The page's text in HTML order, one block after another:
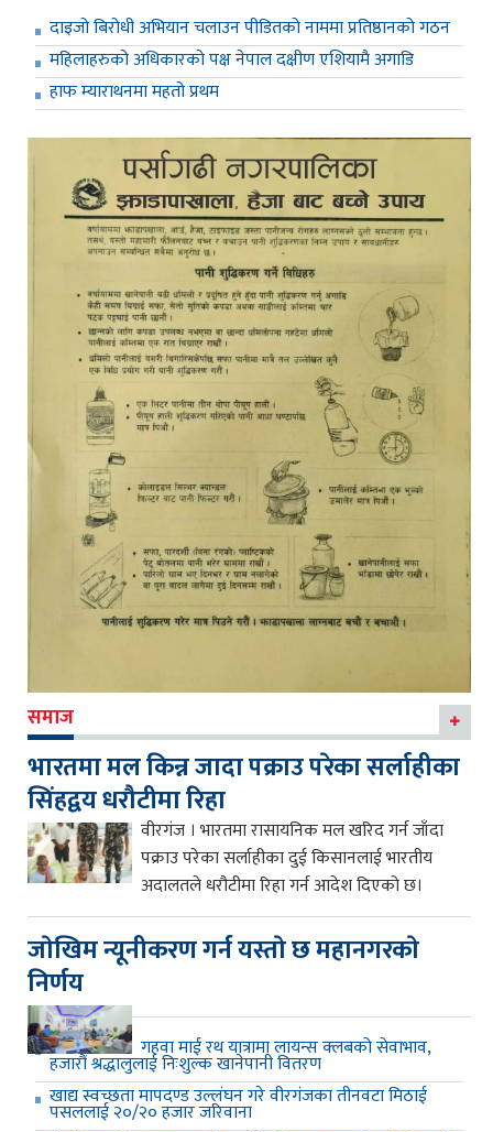
दाइजो बिरोधी अभियान चलाउन पीडितको नाममा प्रतिष्ठानको गठन
महिलाहरुको अधिकारको पक्ष नेपाल दक्षीण एशियामै अगाडि
हाफ म्याराथनमा महतो प्रथम
समाज
भारतमा मल किन्न जादा पक्राउ परेका सर्लाहीका
सिंहद्वय धरौटीमा रिहा
वीरगंज । भारतमा रासायनिक मल खरिद गर्न जाँदा
पक्राउ परेका सर्लाहीका दुई किसानलाई भारतीय
अदालतले धरौटीमा रिहा गर्न आदेश दिएको छ।
जाेखिम न्यूनीकरण गर्न यस्ताे छ महानगरकाे
निर्णय
गहवा माई रथ यात्रामा लायन्स क्लबको सेवाभाव,
हजारौं श्रद्धालुलाई निःशुल्क खानेपानी वितरण
खाद्य स्वच्छता मापदण्ड उल्लंघन गरे वीरगंजका तीनवटा मिठाई
पसललाई २०/२० हजार जरिवाना